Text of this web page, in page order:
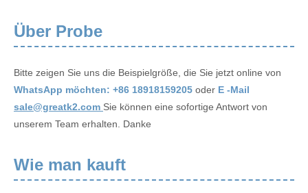
Über Probe
Bitte zeigen Sie uns die Beispielgröße, die Sie jetzt online von
WhatsApp möchten: +86 18918159205 oder E -Mail
sale@greatk2.com Sie können eine sofortige Antwort von
unserem Team erhalten. Danke
Wie man kauft